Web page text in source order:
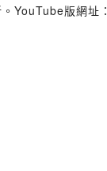
YouTube版網址：